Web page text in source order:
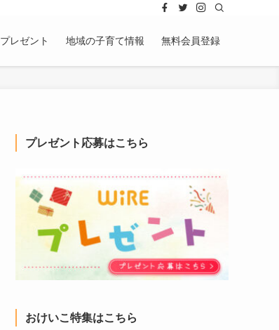
プレゼント 地域の子育て情報 無料会員登録
プレゼント応募はこちら
おけいこ特集はこちら